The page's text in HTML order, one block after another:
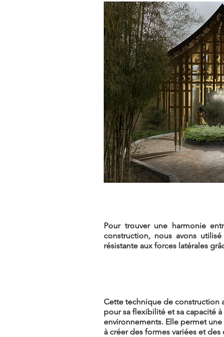
Pour trouver une harmonie
construction, nous avons
résistante aux forces latérales
Cette technique de construction
pour sa flexibilité et sa capacité
environnements. Elle permet
à créer des formes variées et